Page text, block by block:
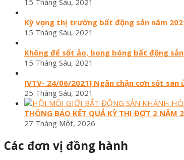
15 Tháng Sáu, 2021
Kỳ vọng thị trường bất động sản năm
15 Tháng Sáu, 2021
Không để sốt ảo, bong bóng bất động sản
15 Tháng Sáu, 2021
[VTV- 24/06/2021] Ngăn chặn cơn sốt
25 Tháng Sáu, 2021
THÔNG BÁO KẾT QUẢ KỲ THI ĐỢT 2 NĂM
27 Tháng Một, 2026
Các đơn vị đồng hành